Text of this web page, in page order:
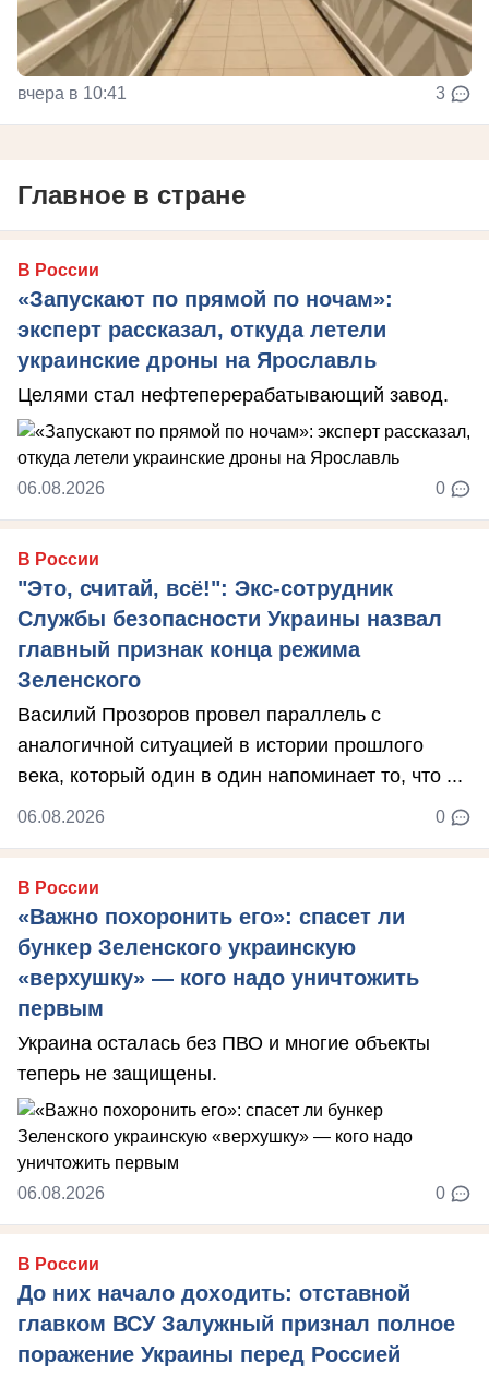
вчера в 10:41 3
Главное в стране
В России
«Запускают по прямой по ночам»:
эксперт рассказал, откуда летели
украинские дроны на Ярославль
Целями стал нефтеперерабатывающий завод.
06.08.2026 0
В России
"Это, считай, всё!": Экс-сотрудник
Службы безопасности Украины назвал
главный признак конца режима
Зеленского
Василий Прозоров провел параллель с
аналогичной ситуацией в истории прошлого
века, который один в один напоминает то, что ...
06.08.2026 0
В России
«Важно похоронить его»: спасет ли
бункер Зеленского украинскую
«верхушку» — кого надо уничтожить
первым
Украина осталась без ПВО и многие объекты
теперь не защищены.
06.08.2026 0
В России
До них начало доходить: отставной
главком ВСУ Залужный признал полное
поражение Украины перед Россией